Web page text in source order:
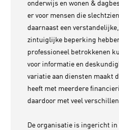
onderwijs en wonen &
er voor mensen die
daarnaast een
zintuiglijke beperking
professioneel betrokkenen
voor informatie en
variatie aan diensten maakt
heeft met meerdere
daardoor met veel
De organisatie is ingericht